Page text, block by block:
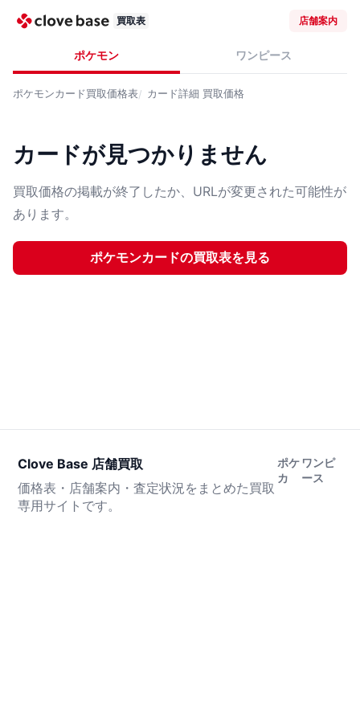
買取表 店舗案内
ポケモン ワンピース
ポケモンカード買取価格表 カード詳細 買取価格
カードが見つかりません
買取価格の掲載が終了したか、URLが変更された可能性が
あります。
ポケモンカードの買取表を見る
Clove Base 店舗買取
価格表・店舗案内・査定状況をまとめた買取
専用サイトです。
ポケ
カ
ワンピ
ース